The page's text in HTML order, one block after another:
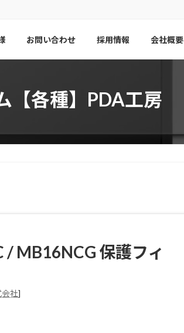
お問い合わせ 採用情報 会社概要
【各種】PDA工房
/ MB16NCG 保護フィ
社]